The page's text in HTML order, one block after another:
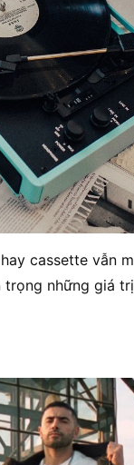
cassette vẫn
trọng những giá